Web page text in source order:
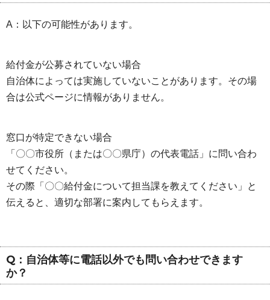
A：以下の可能性があります。
給付金が公募されていない場合
自治体によっては実施していないことがあります。その場
合は公式ページに情報がありません。
窓口が特定できない場合
「〇〇市役所（または〇〇県庁）の代表電話」に問い合わ
せてください。
その際「〇〇給付金について担当課を教えてください」と
伝えると、適切な部署に案内してもらえます。
Q：自治体等に電話以外でも問い合わせできます
か？